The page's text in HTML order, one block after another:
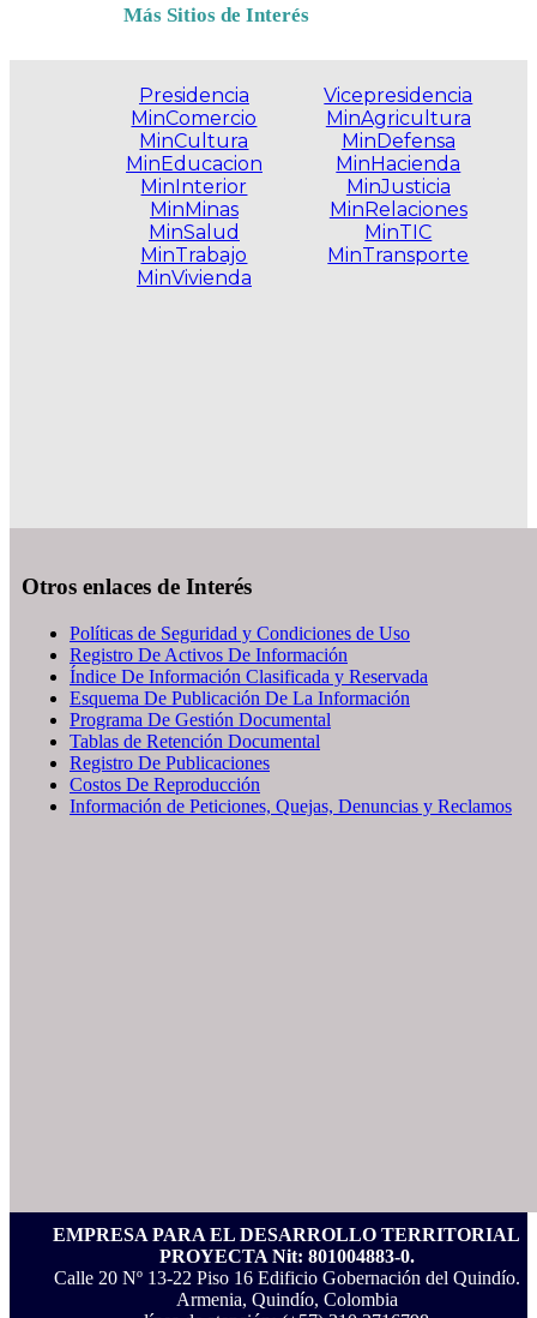
Más Sitios de Interés
Presidencia
MinComercio
MinCultura
MinEducacion
MinInterior
MinMinas
MinSalud
MinTrabajo
MinVivienda
Vicepresidencia
MinAgricultura
MinDefensa
MinHacienda
MinJusticia
MinRelaciones
MinTIC
MinTransporte
Otros enlaces de Interés
Políticas de Seguridad y Condiciones de Uso
Registro De Activos De Información
Índice De Información Clasificada y Reservada
Esquema De Publicación De La Información
Programa De Gestión Documental
Tablas de Retención Documental
Registro De Publicaciones
Costos De Reproducción
Información de Peticiones, Quejas, Denuncias y Reclamos
EMPRESA PARA EL DESARROLLO TERRITORIAL
PROYECTA Nit: 801004883-0.
Calle 20 Nº 13-22 Piso 16 Edificio Gobernación del Quindío.
Armenia, Quindío, Colombia